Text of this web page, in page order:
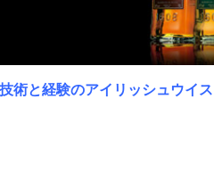
術と経験のアイリッシュウイ